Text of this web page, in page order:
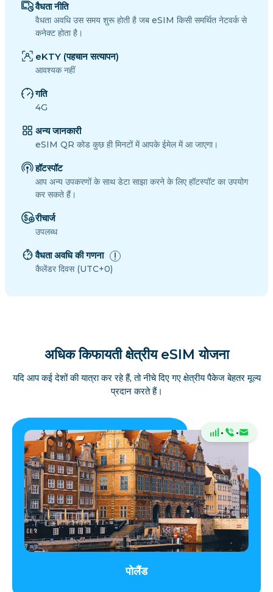
वैधता नीति
वैधता अवधि उस समय शुरू होती है जब eSIM किसी समर्थित नेटवर्क से
कनेक्ट होता है।
eKTY (पहचान सत्यापन)
आवश्यक नहीं
गति
4G
अन्य जानकारी
eSIM QR कोड कुछ ही मिनटों में आपके ईमेल में आ जाएगा।
हॉटस्पॉट
आप अन्य उपकरणों के साथ डेटा साझा करने के लिए हॉटस्पॉट का उपयोग
कर सकते हैं।
रीचार्ज
उपलब्ध
वैधता अवधि की गणना
कैलेंडर दिवस (UTC+0)
अधिक किफायती क्षेत्रीय eSIM योजना
यदि आप कई देशों की यात्रा कर रहे हैं, तो नीचे दिए गए क्षेत्रीय पैकेज बेहतर मूल्य
प्रदान करते हैं।
· ·
पोलैंड